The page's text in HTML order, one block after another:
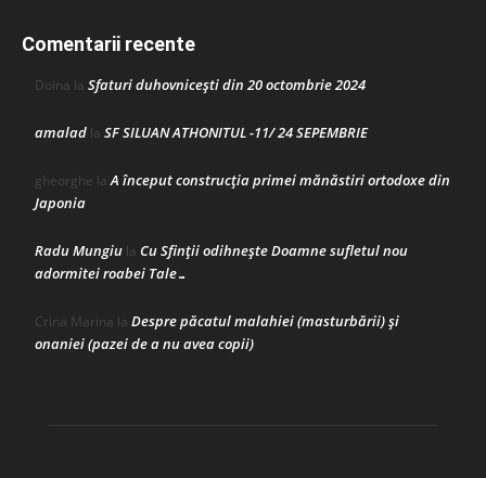
Comentarii recente
Doina la Sfaturi duhovnicești din 20 octombrie 2024
amalad la SF SILUAN ATHONITUL -11/ 24 SEPEMBRIE
gheorghe laA început construcţia primei mănăstiri ortodoxe din
Japonia
Radu Mungiu la Cu Sfinții odihnește Doamne sufletul nou
adormitei roabei Tale…
Crina Marina la Despre păcatul malahiei (masturbării) şi
onaniei (pazei de a nu avea copii)